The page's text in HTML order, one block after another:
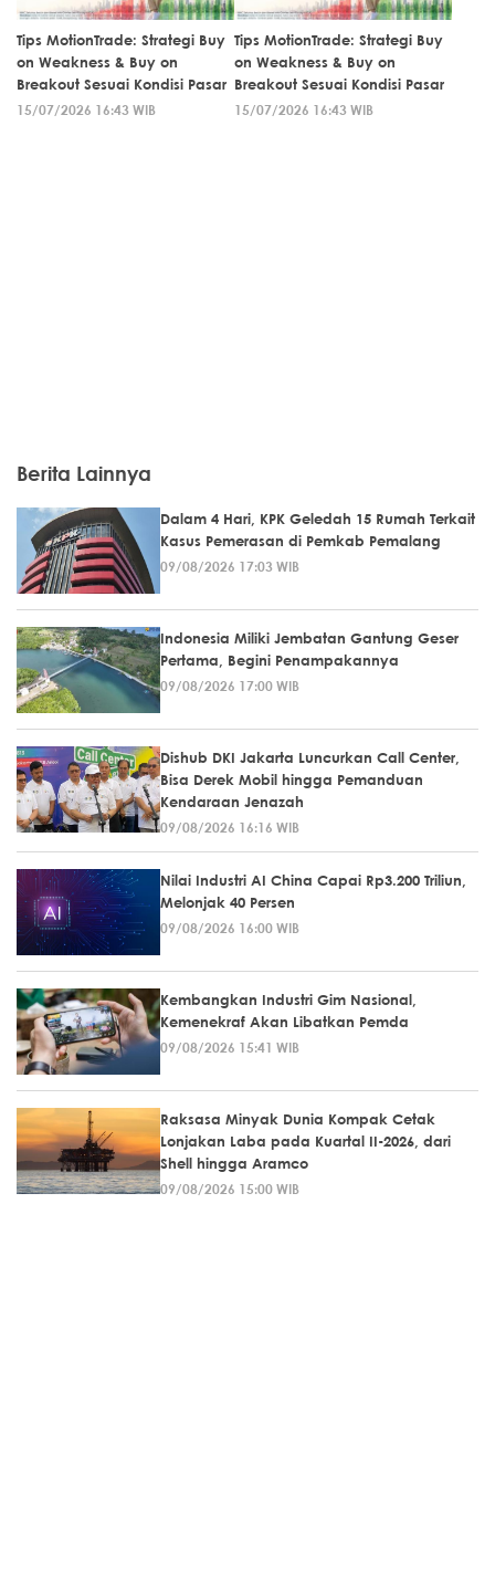
Tips MotionTrade: Strategi Buy
on Weakness & Buy on
Breakout Sesuai Kondisi Pasar
15/07/2026 16:43 WIB
Tips MotionTrade: Strategi Buy
on Weakness & Buy on
Breakout Sesuai Kondisi Pasar
15/07/2026 16:43 WIB
Berita Lainnya
Dalam 4 Hari, KPK Geledah 15 Rumah Terkait
Kasus Pemerasan di Pemkab Pemalang
09/08/2026 17:03 WIB
Indonesia Miliki Jembatan Gantung Geser
Pertama, Begini Penampakannya
09/08/2026 17:00 WIB
Dishub DKI Jakarta Luncurkan Call Center,
Bisa Derek Mobil hingga Pemanduan
Kendaraan Jenazah
09/08/2026 16:16 WIB
Nilai Industri AI China Capai Rp3.200 Triliun,
Melonjak 40 Persen
09/08/2026 16:00 WIB
Kembangkan Industri Gim Nasional,
Kemenekraf Akan Libatkan Pemda
09/08/2026 15:41 WIB
Raksasa Minyak Dunia Kompak Cetak
Lonjakan Laba pada Kuartal II-2026, dari
Shell hingga Aramco
09/08/2026 15:00 WIB